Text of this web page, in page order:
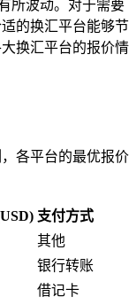
所波动。对于需要
的换汇平台能够节
换汇平台的报价情
各平台的最优报价
支付方式
其他
银行转账
借记卡